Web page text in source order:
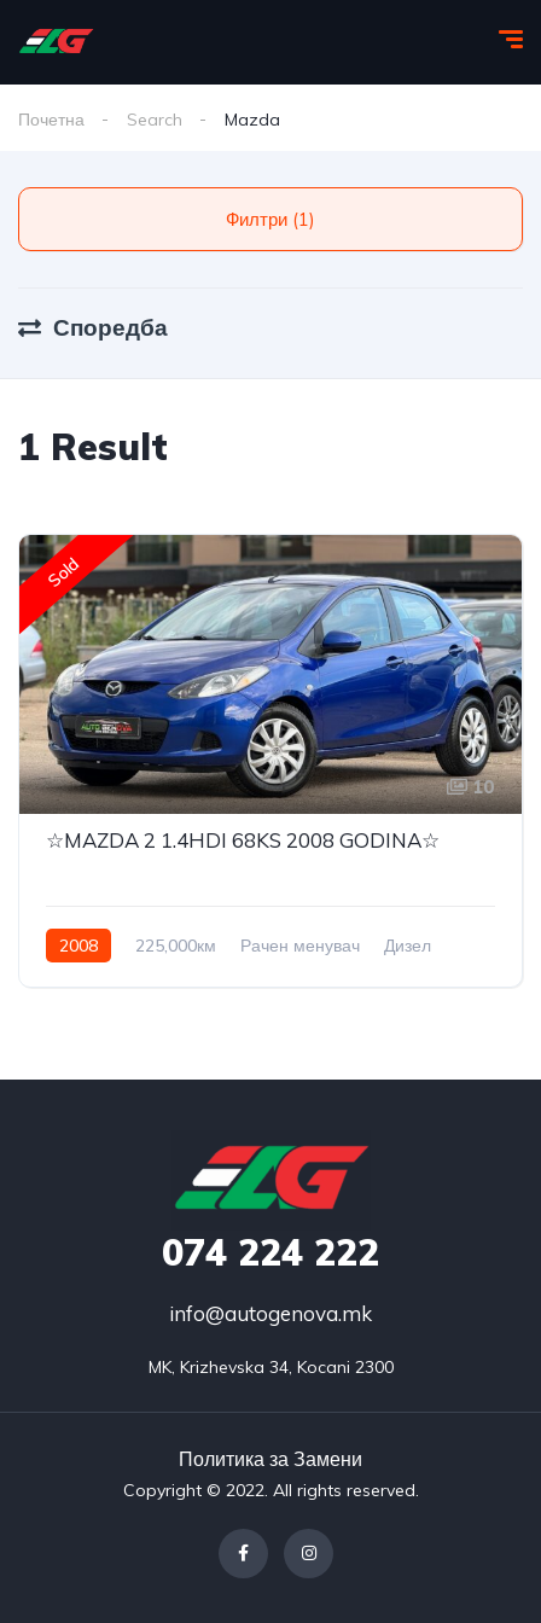
Почетна Search Mazda
Филтри (1)
Споредба
1 Result
Sold
10
☆MAZDA 2 1.4HDI 68KS 2008 GODINA☆
2008 225,000км Рачен менувач
Дизел
074 224 222
info@autogenova.mk
MK, Krizhevska 34, Kocani 2300
Политика за Замени​
Copyright © 2022. All rights reserved.